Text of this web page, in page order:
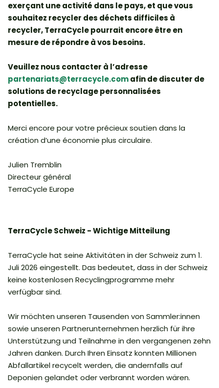
exerçant une activité dans le pays, et que vous
souhaitez recycler des déchets difficiles à
recycler, TerraCycle pourrait encore être en
mesure de répondre à vos besoins.
Veuillez nous contacter à l’adresse
partenariats@terracycle.comafin de discuter de
solutions de recyclage personnalisées
potentielles.
Merci encore pour votre précieux soutien dans la
création d’une économie plus circulaire.
Julien Tremblin
Directeur général
TerraCycle Europe
TerraCycle Schweiz - Wichtige Mitteilung
TerraCycle hat seine Aktivitäten in der Schweiz zum 1.
Juli 2026 eingestellt. Das bedeutet, dass in der Schweiz
keine kostenlosen Recyclingprogramme mehr
verfügbar sind.
Wir möchten unseren Tausenden von Sammler:innen
sowie unseren Partnerunternehmen herzlich für ihre
Unterstützung und Teilnahme in den vergangenen zehn
Jahren danken. Durch Ihren Einsatz konnten Millionen
Abfallartikel recycelt werden, die andernfalls auf
Deponien gelandet oder verbrannt worden wären.